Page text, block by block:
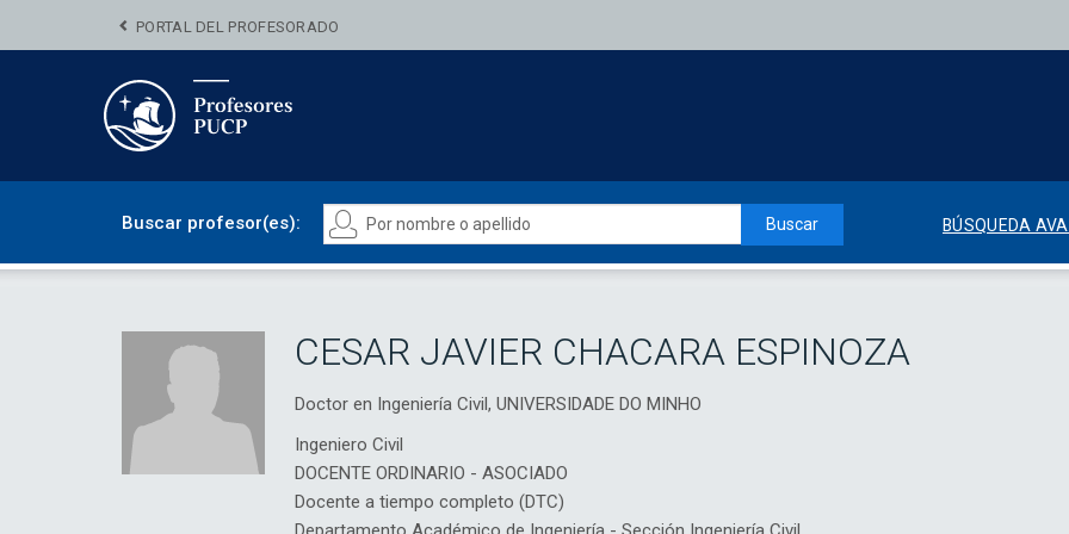
PORTAL DEL PROFESORADO
Buscar profesor(es): Buscar BÚSQUEDA
CESAR JAVIER CHACARA ESPINOZA
Doctor en Ingeniería Civil, UNIVERSIDADE DO MINHO
Ingeniero Civil
DOCENTE ORDINARIO - ASOCIADO
Docente a tiempo completo (DTC)